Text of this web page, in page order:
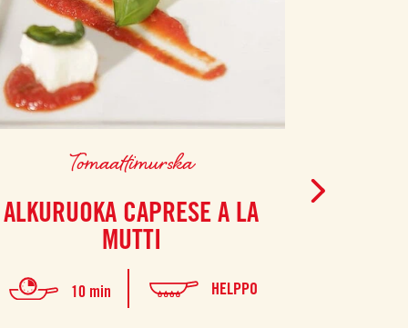
Tomaattimurska
ALKURUOKA CAPRESE A LA
MUTTI
10 min HELPPO